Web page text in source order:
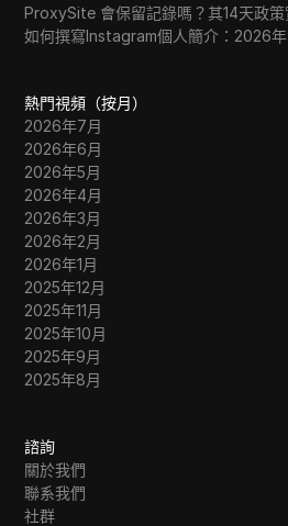
ProxySite 會保留記錄嗎？其14天政
如何撰寫Instagram個人簡介：2026
熱門視頻（按月）
2026年7月
2026年6月
2026年5月
2026年4月
2026年3月
2026年2月
2026年1月
2025年12月
2025年11月
2025年10月
2025年9月
2025年8月
諮詢
關於我們
聯系我們
社群